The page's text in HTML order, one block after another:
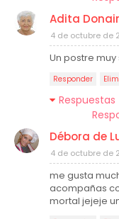
Adita
4 de octubre de
Un postre
Responder
Respuestas
Débora de
4 de octubre de
me gusta
acompañas
mortal jejeje